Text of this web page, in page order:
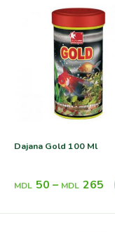
Dajana Gold 100 Ml
MDL 50 – MDL 265